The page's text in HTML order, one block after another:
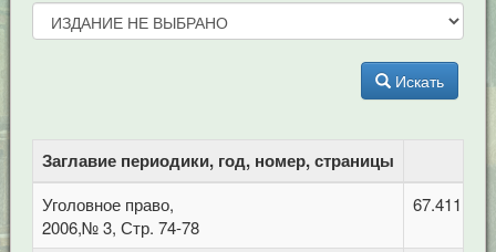
Искать
Заглавие периодики, год, номер, страницы
Уголовное право,
2006,№ 3, Стр. 74-78
67.411